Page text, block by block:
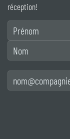
réception!